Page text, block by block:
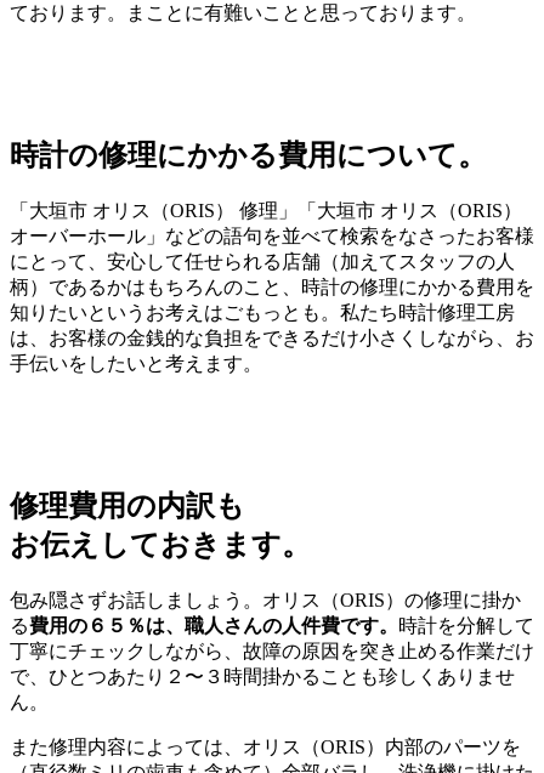
ております。まことに有難いことと思っております。
時計の修理にかかる費用について。
「大垣市 オリス（ORIS） 修理」「大垣市 オリス（ORIS）
オーバーホール」などの語句を並べて検索をなさったお客様
にとって、安心して任せられる店舗（加えてスタッフの人
柄）であるかはもちろんのこと、時計の修理にかかる費用を
知りたいというお考えはごもっとも。私たち時計修理工房
は、お客様の金銭的な負担をできるだけ小さくしながら、お
手伝いをしたいと考えます。
修理費用の内訳も
お伝えしておきます。
包み隠さずお話しましょう。オリス（ORIS）の修理に掛か
る費用の６５％は、職人さんの人件費です。 時計を分解して
丁寧にチェックしながら、故障の原因を突き止める作業だけ
で、ひとつあたり２〜３時間掛かることも珍しくありませ
ん。
また修理内容によっては、オリス（ORIS）内部のパーツを